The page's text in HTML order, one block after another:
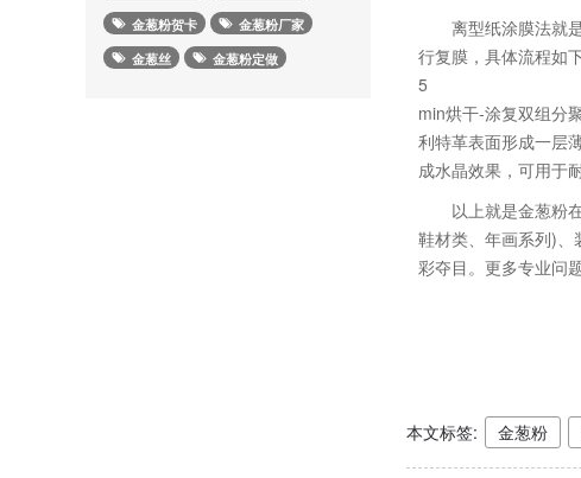
金葱粉贺卡
金葱粉厂家
金葱丝
金葱粉定做
离型纸涂膜法就是
行复膜，具体流程如
5
min烘干-涂复双组分
利特革表面形成一层
成水晶效果，可用于
以上就是金葱粉在
鞋材类、年画系列)
彩夺目。更多专业问
本文标签: 金葱粉